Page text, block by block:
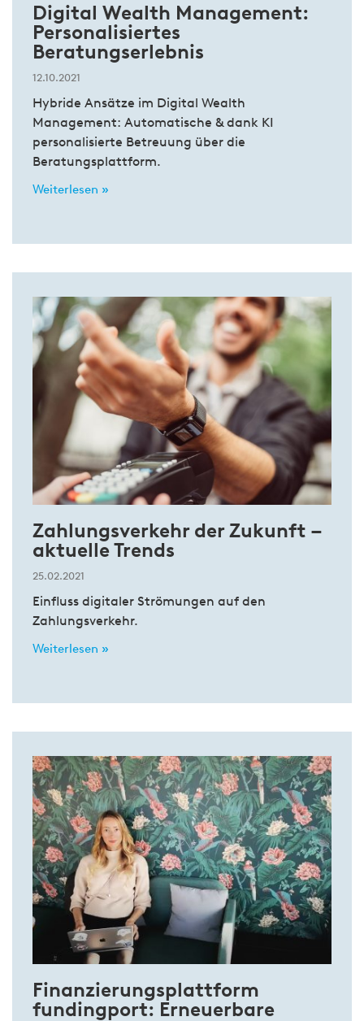
Digital Wealth Management:
Personalisiertes
Beratungserlebnis
12.10.2021
Hybride Ansätze im Digital Wealth
Management: Automatische & dank KI
personalisierte Betreuung über die
Beratungsplattform.
Weiterlesen »
Zahlungsverkehr der Zukunft –
aktuelle Trends
25.02.2021
Einfluss digitaler Strömungen auf den
Zahlungsverkehr.
Weiterlesen »
Finanzierungsplattform
fundingport: Erneuerbare